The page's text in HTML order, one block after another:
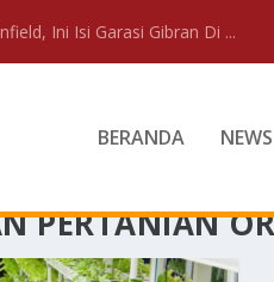
Ini Isi Garasi Gibran Di ...
BERANDA NEWS
PERTANIAN